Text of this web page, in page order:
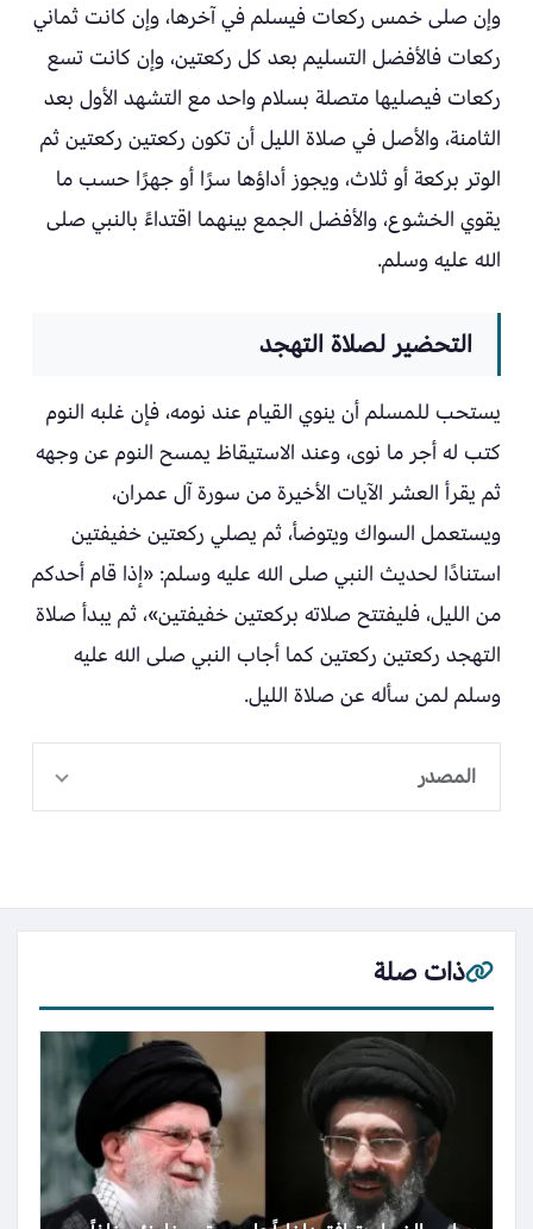
وإن صلى خمس ركعات فيسلم في آخرها، وإن كانت ثماني
ركعات فالأفضل التسليم بعد كل ركعتين، وإن كانت تسع
ركعات فيصليها متصلة بسلام واحد مع التشهد الأول بعد
الثامنة، والأصل في صلاة الليل أن تكون ركعتين ركعتين ثم
الوتر بركعة أو ثلاث، ويجوز أداؤها سرًا أو جهرًا حسب ما
يقوي الخشوع، والأفضل الجمع بينهما اقتداءً بالنبي صلى
الله عليه وسلم.
التحضير لصلاة التهجد
يستحب للمسلم أن ينوي القيام عند نومه، فإن غلبه النوم
كتب له أجر ما نوى، وعند الاستيقاظ يمسح النوم عن وجهه
ثم يقرأ العشر الآيات الأخيرة من سورة آل عمران،
ويستعمل السواك ويتوضأ، ثم يصلي ركعتين خفيفتين
استنادًا لحديث النبي صلى الله عليه وسلم: «إذا قام أحدكم
من الليل، فليفتتح صلاته بركعتين خفيفتين»، ثم يبدأ صلاة
التهجد ركعتين ركعتين كما أجاب النبي صلى الله عليه
وسلم لمن سأله عن صلاة الليل.
المصدر
ذات صلة